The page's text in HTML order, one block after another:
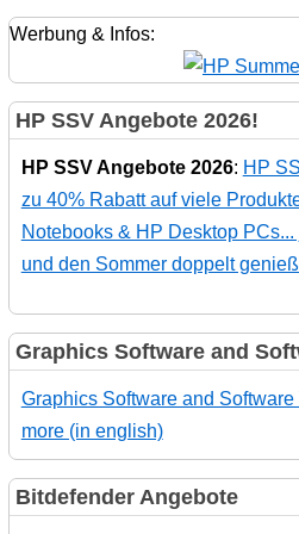
Werbung & Infos:
HP SSV Angebote 2026!
HP SSV Angebote 2026: HP
zu 40% Rabatt auf viele
Notebooks & HP Desktop
und den Sommer doppelt
Graphics Software and
Graphics Software and Software
more (in english)
Bitdefender Angebote